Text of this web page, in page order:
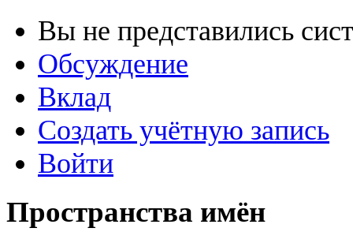
Вы не представились
Обсуждение
Вклад
Создать учётную запись
Войти
Пространства имён